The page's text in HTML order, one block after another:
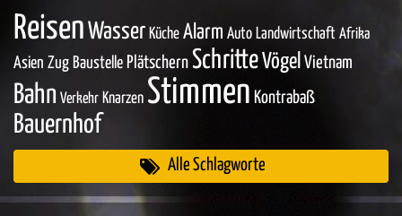
ReisenWasser Küche Alarm Auto Landwirtschaft Afrika
Asien Zug Baustelle Plätschern SchritteVögel Vietnam
Bahn Verkehr Knarzen Stimmen Kontrabaß
Bauernhof
Alle Schlagworte